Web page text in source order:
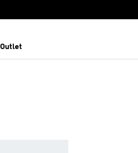
Outlet